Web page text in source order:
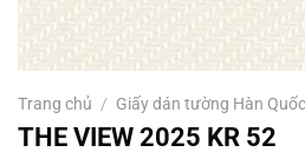
Trang chủ / Giấy dán tường Hàn Quốc
THE VIEW 2025 KR 52